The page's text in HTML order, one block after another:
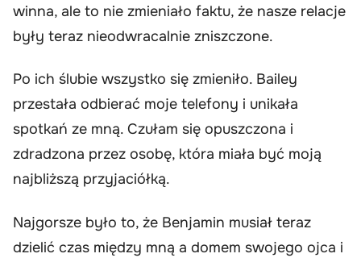
winna, ale to nie zmieniało faktu, że nasze relacje
były teraz nieodwracalnie zniszczone.
Po ich ślubie wszystko się zmieniło. Bailey
przestała odbierać moje telefony i unikała
spotkań ze mną. Czułam się opuszczona i
zdradzona przez osobę, która miała być moją
najbliższą przyjaciółką.
Najgorsze było to, że Benjamin musiał teraz
dzielić czas między mną a domem swojego ojca i